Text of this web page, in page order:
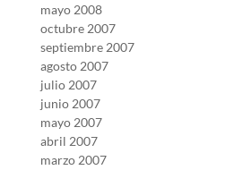
mayo 2008
octubre 2007
septiembre 2007
agosto 2007
julio 2007
junio 2007
mayo 2007
abril 2007
marzo 2007